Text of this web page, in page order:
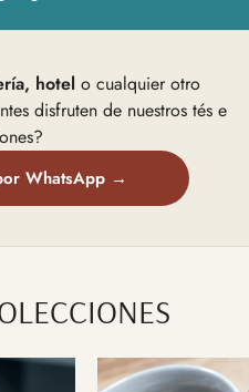
hotel o cualquier otro
disfruten de nuestros tés e
WhatsApp →